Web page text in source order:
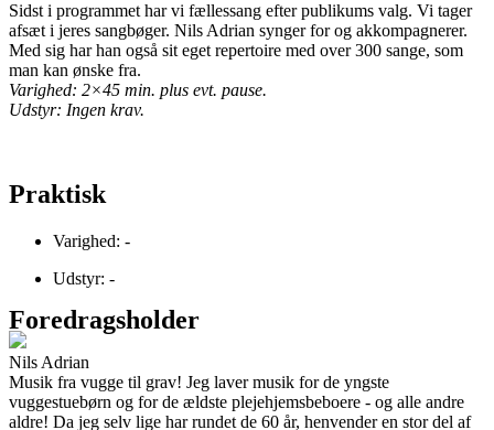
Sidst i programmet har vi fællessang efter publikums valg. Vi tager
afsæt i jeres sangbøger. Nils Adrian synger for og akkompagnerer.
Med sig har han også sit eget repertoire med over 300 sange, som
man kan ønske fra.
Varighed: 2×45 min. plus evt. pause.
Udstyr: Ingen krav.
Praktisk
Varighed: -
Udstyr: -
Foredragsholder
Nils Adrian
Musik fra vugge til grav! Jeg laver musik for de yngste
vuggestuebørn og for de ældste plejehjemsbeboere - og alle andre
aldre! Da jeg selv lige har rundet de 60 år, henvender en stor del af